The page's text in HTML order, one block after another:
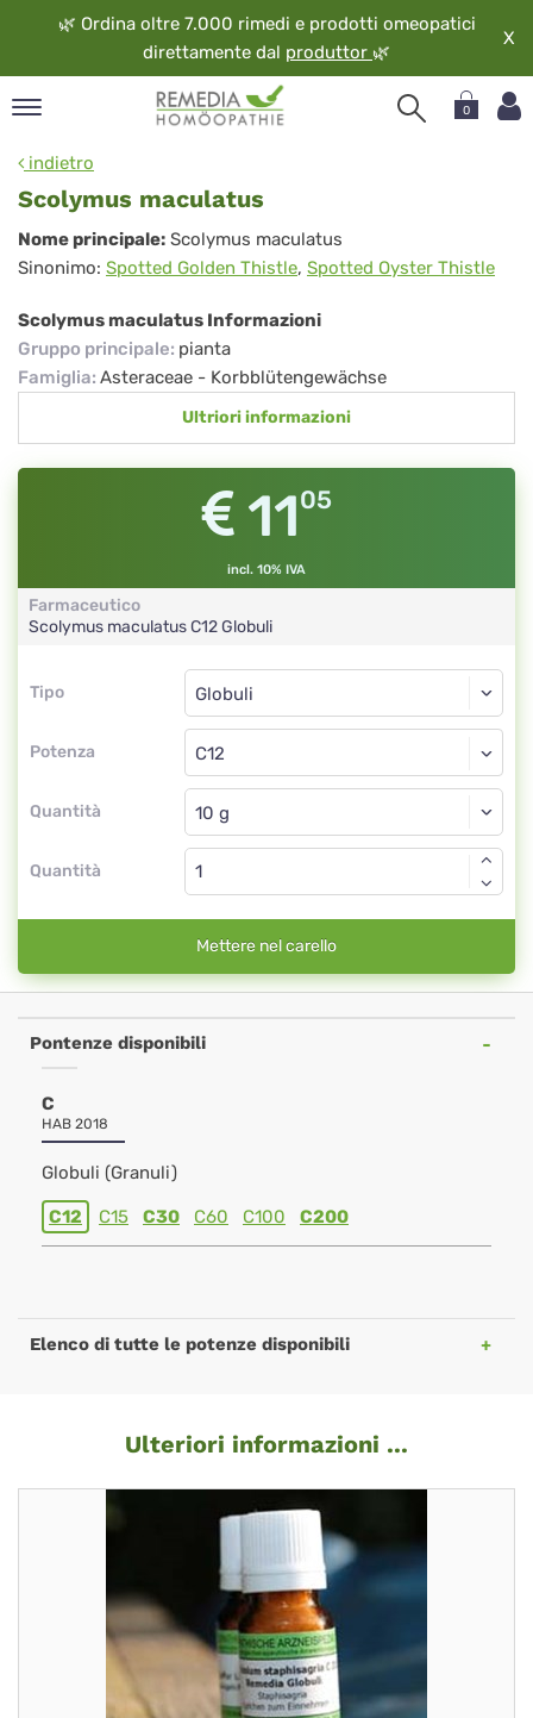
🌿 Ordina oltre 7.000 rimedi e prodotti omeopatici
direttamente dal produttor 🌿
X
0
indietro
Scolymus maculatus
Scolymus
maculatus
Nome principale: Scolymus maculatus
Sinonimo: Spotted Golden Thistle, Spotted Oyster Thistle
Scolymus maculatus Informazioni
Gruppo principale: pianta
Famiglia: Asteraceae - Korbblütengewächse
Ultriori informazioni
1105
incl. 10% IVA
Farmaceutico
Scolymus maculatusC12Globuli
Tipo
Tipo
Potenza
Globuli
C12
Quantità
Globuli
Quantità
Mettere nel carello
Pontenze disponibili
C
HAB 2018
Globuli (Granuli)
C12 C15 C30 C60 C100 C200
Elenco di tutte le potenze disponibili
Ulteriori informazioni ...